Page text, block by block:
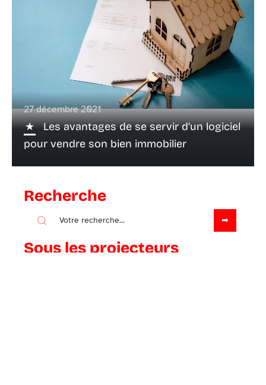
27 décembre 2021
Les avantages de se servir d’un logiciel
pour vendre son bien immobilier
Recherche
Sous les projecteurs